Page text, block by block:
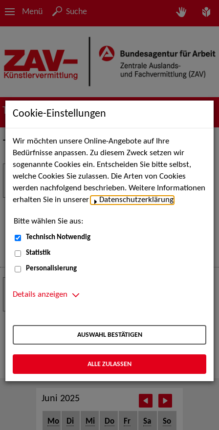
Menü Suche
Termine
Termine
Stuttgart Street Art
Kunst, Live-Acts und Aktionen für Kinder und
Familien. Die Stuttgart Street Art verwandelt den
eine große Open-Air-Bühne voller Akrobatik, Tanz,
Musik und beeindruckender Live-Performances.
Mehr
18
JUL
Serienfestival Weimar
TeleVisionale – Film- und Serienfestival in Weimar
und Eventpartnerin des Crew Call Weimar.
Mehr
NOV
Juni 2025
Mo Di Mi Do Fr Sa So
Cookie-Einstellungen
Wir möchten unsere Online-Angebote auf Ihre
Bedürfnisse anpassen. Zu diesem Zweck setzen wir
sogenannte Cookies ein. Entscheiden Sie bitte selbst,
welche Cookies Sie zulassen. Die Arten von Cookies
werden nachfolgend beschrieben. Weitere Informationen
erhalten Sie in unserer
Datenschutzerklärung
Bitte wählen Sie aus:
Technisch Notwendig
Statistik
Personalisierung
Details anzeigen
AUSWAHL BESTÄTIGEN
ALLE ZULASSEN